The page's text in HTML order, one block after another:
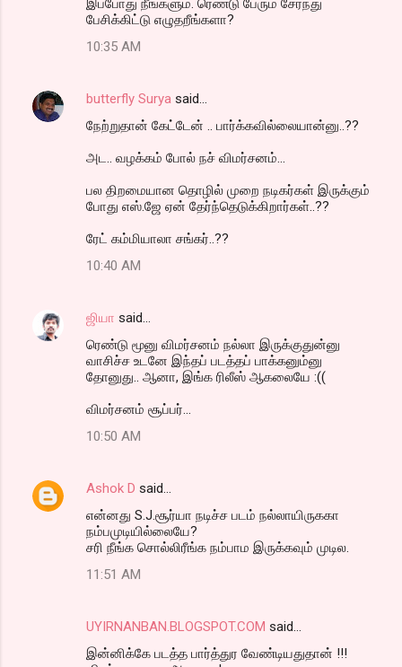
பேசிக்கிட்டு எழுதறீங்களா?
10:35 AM
butterfly Surya said…
நேற்றுதான் கேட்டேன் .. பார்க்கவில்லையான்னு..??
அட.. வழக்கம் போல் நச் விமர்சனம்...
பல திறமையான தொழில் முறை நடிகர்கள் இருக்கும்
போது எஸ்.ஜே ஏன் தேர்ந்தெடுக்கிறார்கள்..??
ரேட் கம்மியாலா சங்கர்..??
10:40 AM
ஜியா said…
ரெண்டு மூனு விமர்சனம் நல்லா இருக்குதுன்னு
வாசிச்ச உடனே இந்தப் படத்தப் பாக்கனும்னு
தோனுது.. ஆனா, இங்க ரிலீஸ் ஆகலையே :((
விமர்சனம் சூப்பர்...
10:50 AM
Ashok D said…
என்னது S.J.சூர்யா நடிச்ச படம் நல்லாயிருககா
நம்பமுடியில்லையே?
சரி நீங்க சொல்லிரீங்க நம்பாம இருக்கவும் முடில.
11:51 AM
UYIRNANBAN.BLOGSPOT.COM said…
இன்னிக்கே படத்த பார்த்துர வேண்டியதுதான் !!!